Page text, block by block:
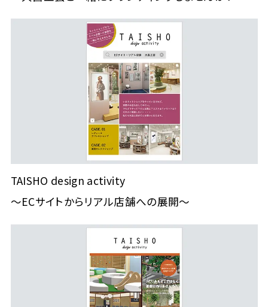
TAISHO design activity
～ECサイトからリアル店舗への展開～